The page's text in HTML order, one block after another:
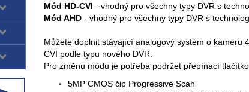
Mód HD-CVI - vhodný pro všechny typy DVR s
Mód AHD - vhodný pro všechny typy DVR s
Můžete doplnit stávající analogový systém o kameru
CVI podle typu nového DVR.
Pro změnu módu je potřeba podržet přepínací
5MP CMOS čip Progressive Scan